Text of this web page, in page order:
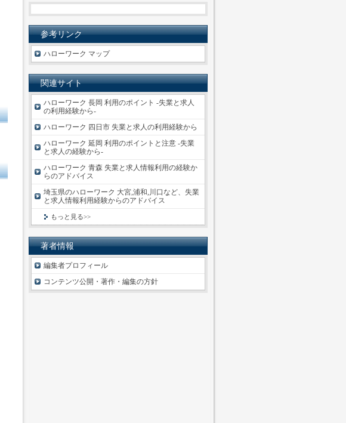
参考リンク
ハローワーク マップ
関連サイト
ハローワーク 長岡 利用のポイント -失業と求人
の利用経験から-
ハローワーク 四日市 失業と求人の利用経験から
ハローワーク 延岡 利用のポイントと注意 -失業
と求人の経験から-
ハローワーク 青森 失業と求人情報利用の経験か
らのアドバイス
埼玉県のハローワーク 大宮,浦和,川口など、失業
と求人情報利用経験からのアドバイス
もっと見る>>
著者情報
編集者プロフィール
コンテンツ公開・著作・編集の方針